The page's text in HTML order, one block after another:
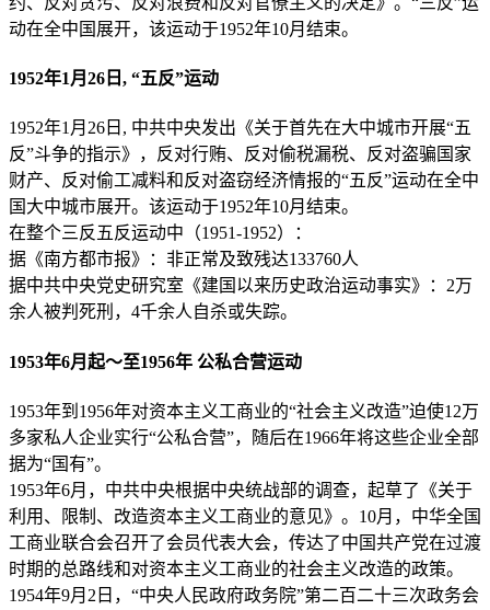
动在全中国展开，该运动于1952年10月结束。
1952年1月26日, “五反”运动
1952年1月26日, 中共中央发出《关于首先在大中城市开展“五
反”斗争的指示》，反对行贿、反对偷税漏税、反对盗骗国家
财产、反对偷工减料和反对盗窃经济情报的“五反”运动在全中
国大中城市展开。该运动于1952年10月结束。
在整个三反五反运动中（1951-1952）：
据《南方都市报》：非正常及致残达133760人
据中共中央党史研究室《建国以来历史政治运动事实》：2万
余人被判死刑，4千余人自杀或失踪。
1953年6月起～至1956年 公私合营运动
1953年到1956年对资本主义工商业的“社会主义改造”迫使12万
多家私人企业实行“公私合营”，随后在1966年将这些企业全部
据为“国有”。
1953年6月，中共中央根据中央统战部的调查，起草了《关于
利用、限制、改造资本主义工商业的意见》。10月，中华全国
工商业联合会召开了会员代表大会，传达了中国共产党在过渡
时期的总路线和对资本主义工商业的社会主义改造的政策。
1954年9月2日，“中央人民政府政务院”第二百二十三次政务会